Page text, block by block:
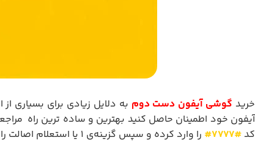
خرید گوشی آیفون دست دوم به دلایل زیادی برای بسیاری
آیفون خود اطمینان حاصل کنید بهترین و ساده ترین راه
کد #7777# را وارد کرده و سپس گزینه‌ی ۱ یا استعلام اصالت را انتخاب کنید.